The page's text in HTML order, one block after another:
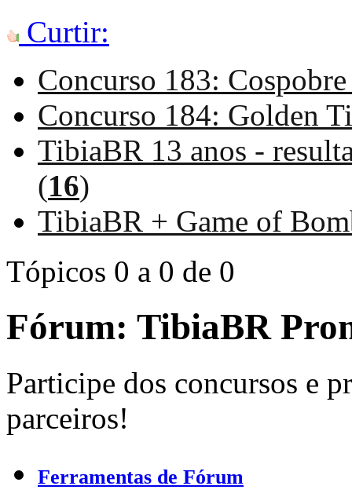
Curtir:
Concurso 183:
Concurso 184: Golden
TibiaBR 13 anos -
(16)
TibiaBR + Game of
Tópicos 0 a 0 de 0
Fórum: TibiaBR
Participe dos concursos e
parceiros!
Ferramentas de Fórum